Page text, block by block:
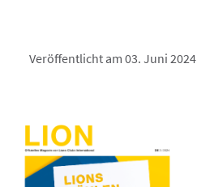
Veröffentlicht am 03. Juni 2024